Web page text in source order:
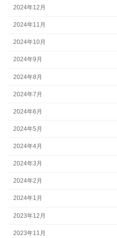
2024年12月
2024年11月
2024年10月
2024年9月
2024年8月
2024年7月
2024年6月
2024年5月
2024年4月
2024年3月
2024年2月
2024年1月
2023年12月
2023年11月